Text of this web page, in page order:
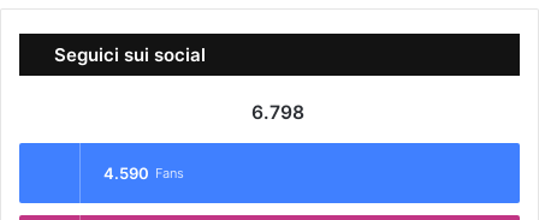
Seguici sui social
6.798
4.590 Fans